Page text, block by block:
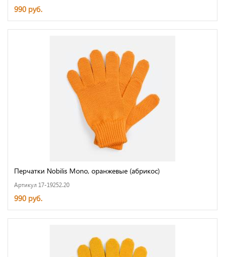
990 руб.
Перчатки Nobilis Mono, оранжевые (абрикос)
Артикул 17-19252.20
990 руб.